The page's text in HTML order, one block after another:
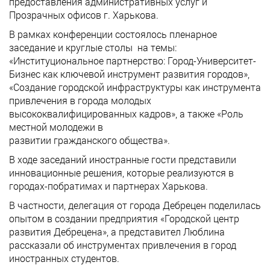
Прозрачных офисов г. Харькова.
В рамках конференции состоялось пленарное
заседание и круглые столы на темы:
«Институциональное партнерство: Город-Университет-
Бизнес как ключевой инструмент развития городов»,
«Создание городской инфраструктуры как инструмента
привлечения в города молодых
высококвалифицированных кадров», а также «Роль
местной молодежи в
развитии гражданского общества».
В ходе заседаний иностранные гости представили
инновационные решения, которые реализуются в
городах-побратимах и партнерах Харькова.
В частности, делегация от города Дебрецен поделилась
опытом в создании предприятия «Городской центр
развития Дебрецена», а представител Люблина
рассказали об инструментах привлечения в город
иностранных студентов.